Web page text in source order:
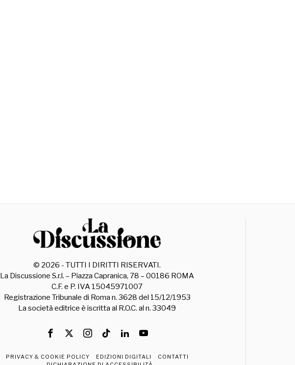
© 2026 - TUTTI I DIRITTI RISERVATI.
La Discussione S.r.l. – Piazza Capranica, 78 – 00186 ROMA
C.F. e P. IVA 15045971007
Registrazione Tribunale di Roma n. 3628 del 15/12/1953
La società editrice è iscritta al R.O.C. al n. 33049
PRIVACY & COOKIE POLICY EDIZIONI DIGITALI
CONTATTI